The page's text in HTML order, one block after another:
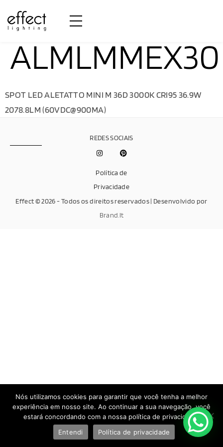
ALMLMMEX30
SPOT LED ALETATTO MINI M 36D 3000K CRI95 36.9W
2078.8LM (60VDC@900MA)
Effect © 2026 - Todos os direitos reservados | Desenvolvido por
Brand.It
Política de
Privacidade
REDES SOCIAIS
Nós utilizamos cookies para garantir que você tenha a melhor
experiência em nosso site. Ao continuar a sua navegação, você
estará concordando com a nossa política de privacidade.
Entendi
Política de privacidade